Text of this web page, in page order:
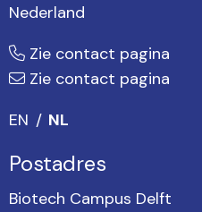
Nederland
Zie contact pagina
Zie contact pagina
EN
NL
Postadres
Biotech Campus Delft